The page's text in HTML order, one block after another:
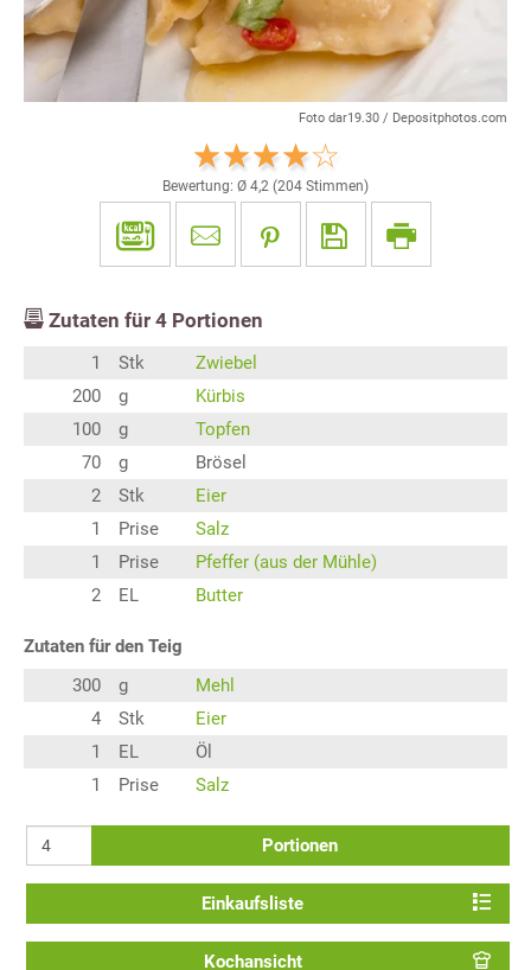
Foto dar19.30 / Depositphotos.com
Bewertung: Ø 4,2 (204 Stimmen)
Zutaten für 4 Portionen
1 Stk
Zwiebel
200
g
Kürbis
100
g
Topfen
70
g
Brösel
2
Stk
Eier
1
Prise
Salz
1
Prise
Pfeffer (aus der Mühle)
2
EL Butter
Zutaten für den Teig
300
g
Mehl
4
Stk
Eier
1
EL
Öl
1
Prise Salz
Portionen
Einkaufsliste
Kochansicht